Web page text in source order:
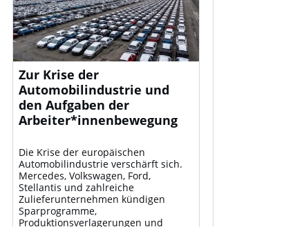
Zur Krise der
Automobilindustrie und
den Aufgaben der
Arbeiter*innenbewegung
Die Krise der europäischen
Automobilindustrie verschärft sich.
Mercedes, Volkswagen, Ford,
Stellantis und zahlreiche
Zulieferunternehmen kündigen
Sparprogramme,
Produktionsverlagerungen und